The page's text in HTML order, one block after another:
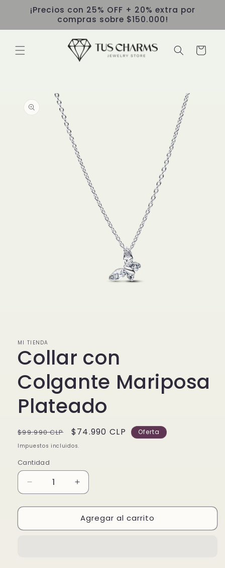
directamente
¡Precios con 25% OFF + 20% extra por
compras sobre $150.000!
Carrito
directamente
información
una
ventana
modal
MI TIENDA
Collar con
Colgante Mariposa
Plateado
Precio
habitual
$99.990 CLP
Precio
de
$74.990 CLP Oferta
Impuestos incluidos.
Cantidad
Reducir
cantidad
para
con
Aumentar
cantidad
para
Collar
con
Agregar al carrito